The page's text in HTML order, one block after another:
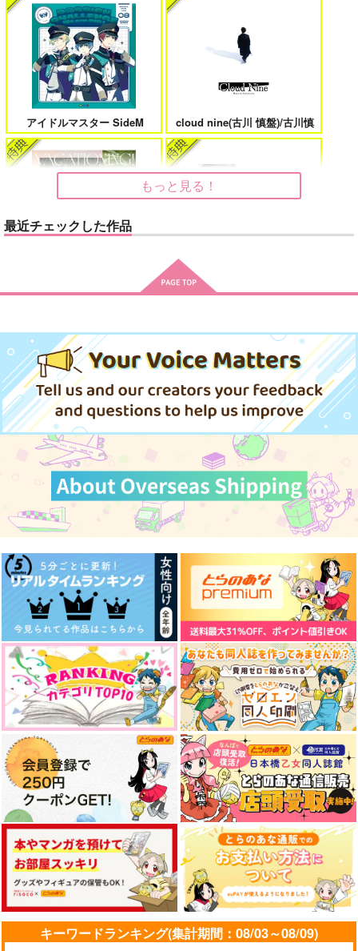
鬼上司・獄寺さんは暴かれたい。 6 恋してくれるな、マイバディ
みなと商事コインランドリー 7 光が死んだ夏 9
夜明けの唄 7
体感予報 2 青と碧 2
きみは最愛のステラ 上下巻 ミルクなきみとビターな彼 2
愛とかいろいろあるところ あなたは俺の運命でしょ！！
やらしく躾けて愛してあげる－Dom
／Subユニバース－２
最狂ヤンキーが僕だけに夢中な
件！？
なんかもうあーあって感じ。2 特装
版
僕の愛しいよなさん
エンドロールは地獄まで 2 嘘つきなキスで今日もバイバイ
アイドルマスター SideM cloud nine(古川 慎盤)/古川慎
ドラマCD「甘くて熱くて息も
LIMITLESS(初回限定盤)/蒼井
翔太 春夏秋冬代行者 春の舞
「40までにしたい10のこと2」
ドラマCD特装盤 (マンガ小冊
子セット)
うたの☆プリンスさまっ♪HE
★VENSドラマCD「BLACK G
ARDEN-memento-」
黄泉のツガイ
悲劇の元凶となる最強外道ラ
スボス女王は民の為に尽くし
ます。Season2
もっと見る！
最近チェックした作品
キーワードランキング(集計期間：08/03～08/09)